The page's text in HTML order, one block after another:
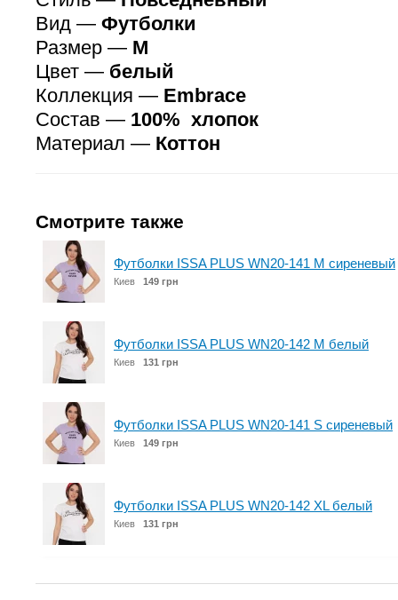
Вид — Футболки
Размер — M
Цвет — белый
Коллекция — Embrace
Состав — 100% хлопок
Материал — Коттон
Смотрите также
Футболки ISSA PLUS WN20-141 M сиреневый
Киев 149 грн
Футболки ISSA PLUS WN20-142 M белый
Киев 131 грн
Футболки ISSA PLUS WN20-141 S сиреневый
Киев 149 грн
Футболки ISSA PLUS WN20-142 XL белый
Киев 131 грн